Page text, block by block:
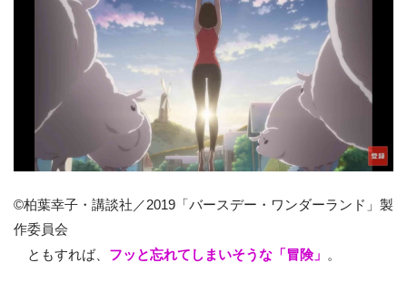
©柏葉幸子・講談社／2019「バースデー・ワンダーランド」製
作委員会
ともすれば、 フッと忘れてしまいそうな「冒険」 。